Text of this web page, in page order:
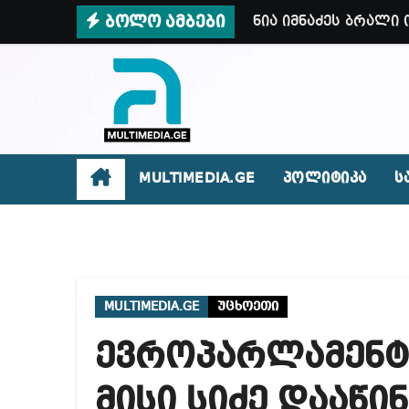
ბოლო ამბები ნია იმნაძეს
არარსებული
დადგება დრო და
ვიმყოფები
როგორ დაიწყო
სუს-მა დააკავა 2
ოპოზიცია
როგორ გავარჩიოთ
რატომ წვალობენ?
MULTIMEDIA.GE პოლიტიკა
MULTIMEDIA.GE უცხოეთი